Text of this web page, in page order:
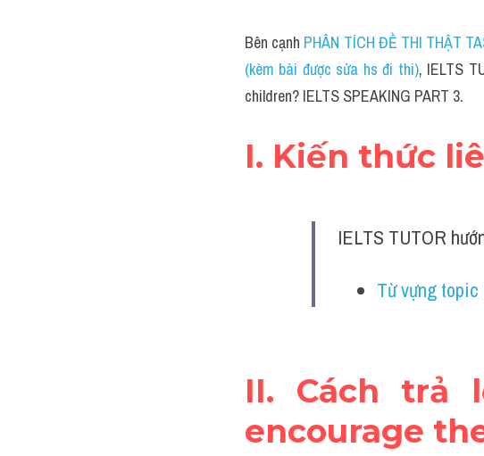
Bên cạnh PHÂN TÍCH ĐỀ THI THẬT
(kèm bài được sửa hs đi thi), IELTS
children? IELTS SPEAKING PART 3.
I. Kiến thức
IELTS TUTOR
Từ vựng
II. Cách trả
encourage